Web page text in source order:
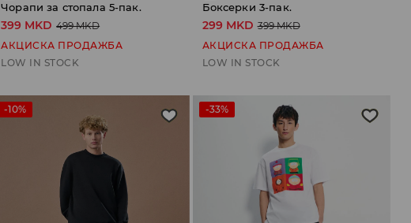
Чорапи за стопала 5-пак.
399 MKD 499 MKD
АКЦИСКА ПРОДАЖБА
LOW IN STOCK
Боксерки 3-пак.
299 MKD 399 MKD
АКЦИСКА ПРОДАЖБА
LOW IN STOCK
-10% -33%